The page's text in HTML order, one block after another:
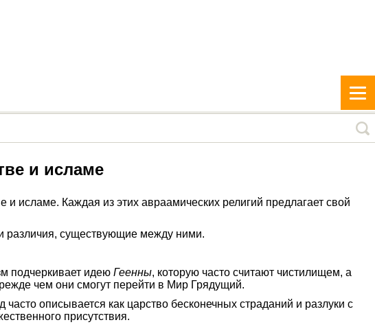
и исламе
исламе. Каждая из этих авраамических религий предлагает свой
и различия, существующие между ними.
подчеркивает идею Геенны, которую часто считают чистилищем, а
чем они смогут перейти в Мир Грядущий.
описывается как царство бесконечных страданий и разлуки с
присутствия.